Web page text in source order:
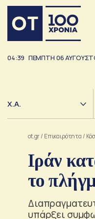
04:39 ΠΕΜΠΤΗ 06
Χ.Α.
ot.gr/ Επικαιρότητα /
Ιράν
το
υπάρξει